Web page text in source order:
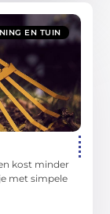
EN TUIN
kost minder
met simpele